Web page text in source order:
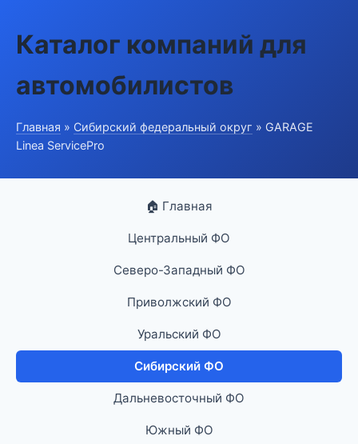
Каталог компаний для
автомобилистов
Главная » Сибирский федеральный округ » GARAGE
Linea ServicePro
🏠 Главная
Центральный ФО
Северо-Западный ФО
Приволжский ФО
Уральский ФО
Сибирский ФО
Дальневосточный ФО
Южный ФО